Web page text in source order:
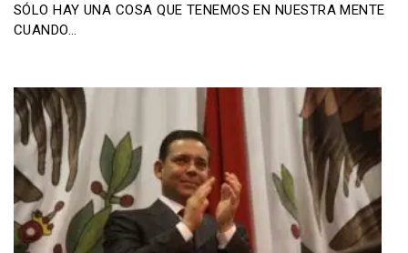
SÓLO HAY UNA COSA QUE TENEMOS EN NUESTRA MENTE
CUANDO…